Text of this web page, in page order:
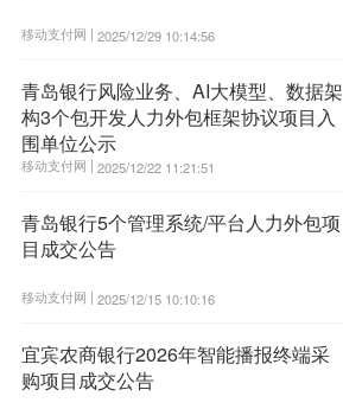
移动支付网 | 2025/12/29 10:14:56
青岛银行风险业务、AI大模型、数据架
构3个包开发人力外包框架协议项目入
围单位公示
移动支付网 | 2025/12/22 11:21:51
青岛银行5个管理系统/平台人力外包项
目成交公告
移动支付网 | 2025/12/15 10:10:16
宜宾农商银行2026年智能播报终端采
购项目成交公告